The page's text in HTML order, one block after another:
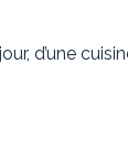
d’une